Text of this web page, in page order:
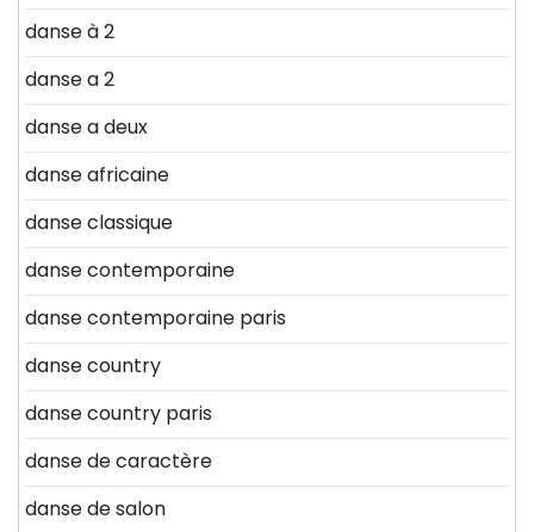
danse à 2
danse a 2
danse a deux
danse africaine
danse classique
danse contemporaine
danse contemporaine paris
danse country
danse country paris
danse de caractère
danse de salon